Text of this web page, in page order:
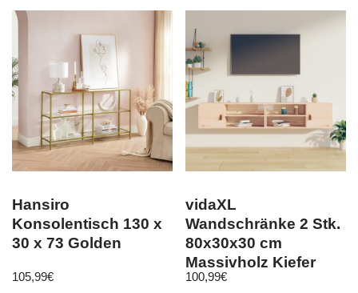
Hansiro
Konsolentisch 130 x
30 x 73 Golden
105,99€
vidaXL
Wandschränke 2 Stk.
80x30x30 cm
Massivholz Kiefer
100,99€